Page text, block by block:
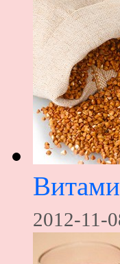
2012-11-